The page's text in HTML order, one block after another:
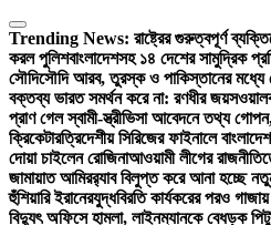
Skip
to
content
Trending News: রাষ্ট্রের গুরুত্বপূর্ণ
করল পুলিশবাংলাদেশসহ ১৪ দেশের সামুদ্রিক
সৌদিসৌদি আরব, তুরস্ক ও পাকিস্তানের মধ্যে
বক্তব্য ভারত সমর্থন করে না: রণধীর জয়সওয়াল
প্রাণ গেল স্বামী-স্ত্রীভিসা আবেদনে তথ্য গোপন,
ক্রিকেটারত্রিদেশীয় সিরিজের ফাইনালে
দোয়া চাইলেন রোজিনাআওয়ামী লীগের
জামায়াত আমিরর‍্যাব বিলুপ্ত করে আনা হচ্ছে নতুন
হুঁশিয়ারি ইরানেরযুদ্ধবিরতি কার্যকরের পরও
বিদ্যুৎ অফিসে হামলা, লাইনম্যানকে বেধড়ক